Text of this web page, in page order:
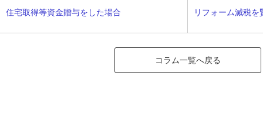
住宅取得等資金贈与をした場合 リフォーム減税
コラム一覧へ戻る